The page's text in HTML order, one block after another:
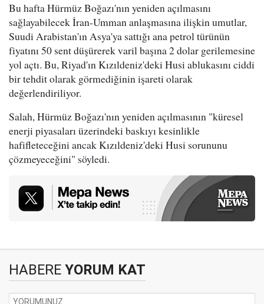
Bu hafta Hürmüz Boğazı'nın yeniden açılmasını
sağlayabilecek İran-Umman anlaşmasına ilişkin umutlar,
Suudi Arabistan'ın Asya'ya sattığı ana petrol türünün
fiyatını 50 sent düşürerek varil başına 2 dolar gerilemesine
yol açtı. Bu, Riyad'ın Kızıldeniz'deki Husi ablukasını ciddi
bir tehdit olarak görmediğinin işareti olarak
değerlendiriliyor.
Salah, Hürmüz Boğazı'nın yeniden açılmasının "küresel
enerji piyasaları üzerindeki baskıyı kesinlikle
hafifleteceğini ancak Kızıldeniz'deki Husi sorununu
çözmeyeceğini" söyledi.
HABERE YORUM KAT